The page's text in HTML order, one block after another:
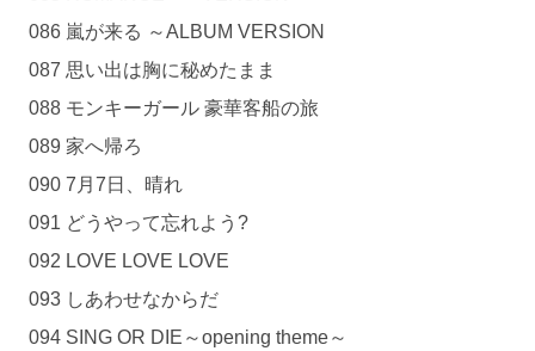
086 嵐が来る ～ALBUM VERSION
087 思い出は胸に秘めたまま
088 モンキーガール 豪華客船の旅
089 家へ帰ろ
090 7月7日、晴れ
091 どうやって忘れよう?
092 LOVE LOVE LOVE
093 しあわせなからだ
094 SING OR DIE～opening theme～